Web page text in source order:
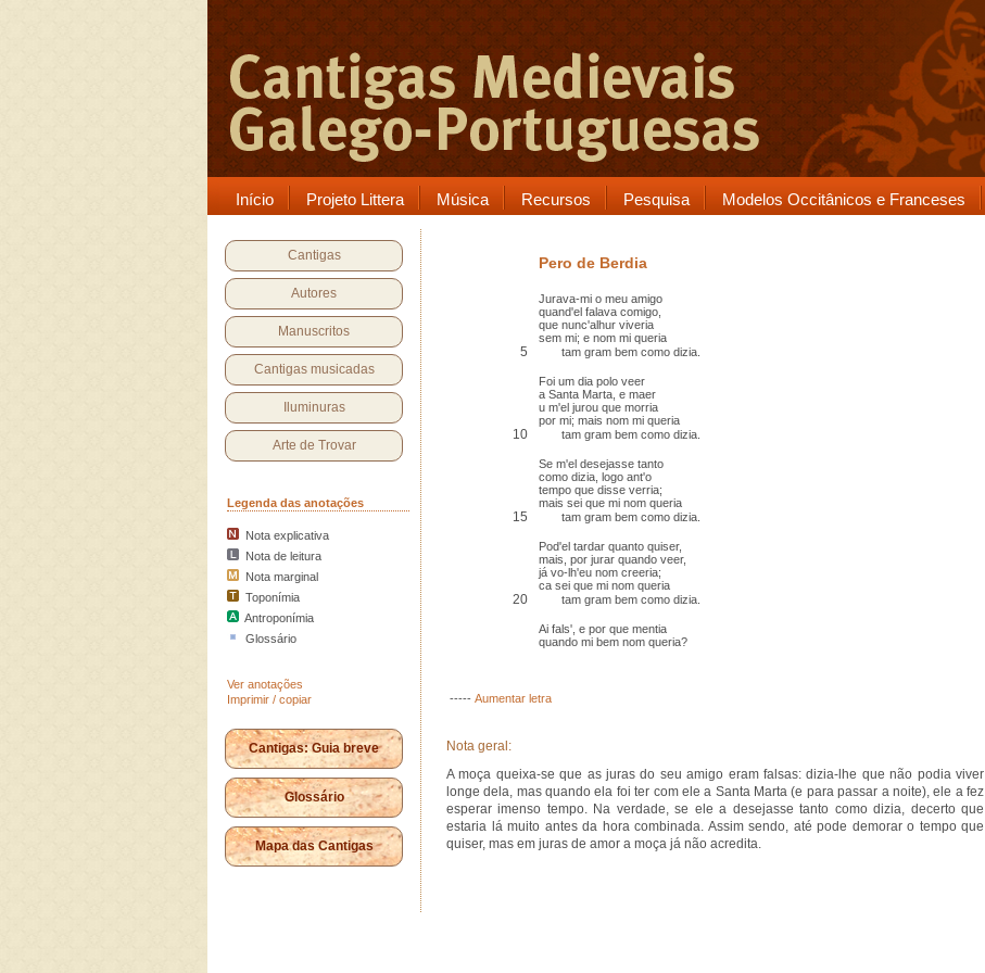
Início Projeto Littera Música Recursos Pesquisa Modelos Occitânicos e Franceses
Cantigas
Autores
Manuscritos
Cantigas musicadas
Iluminuras
Arte de Trovar
Legenda das anotações
Nota explicativa
Nota de leitura
Nota marginal
Toponímia
Antroponímia
Glossário
Ver anotações
Imprimir / copiar
Cantigas: Guia breve
Glossário
Mapa das Cantigas
Pero de Berdia
Jurava-mi o meu amigo
quand'el falava comigo,
que nunc'alhur viveria
sem mi; e nom mi queria
5 tam gram bem como dizia.
Foi um dia polo veer
a Santa Marta, e maer
u m'el jurou que morria
por mi; mais nom mi queria
10 tam gram bem como dizia.
Se m'el desejasse tanto
como dizia, logo ant'o
tempo que disse verria;
mais sei que mi nom queria
15 tam gram bem como dizia.
Pod'el tardar quanto quiser,
mais, por jurar quando veer,
já vo-lh'eu nom creeria;
ca sei que mi nom queria
20 tam gram bem como dizia.
Ai fals', e por que mentia
quando mi bem nom queria?
----- Aumentar letra
Nota geral:
A moça queixa-se que as juras do seu amigo eram falsas: dizia-lhe que não podia viver
longe dela, mas quando ela foi ter com ele a Santa Marta (e para passar a noite), ele a fez
esperar imenso tempo. Na verdade, se ele a desejasse tanto como dizia, decerto que
estaria lá muito antes da hora combinada. Assim sendo, até pode demorar o tempo que
quiser, mas em juras de amor a moça já não acredita.